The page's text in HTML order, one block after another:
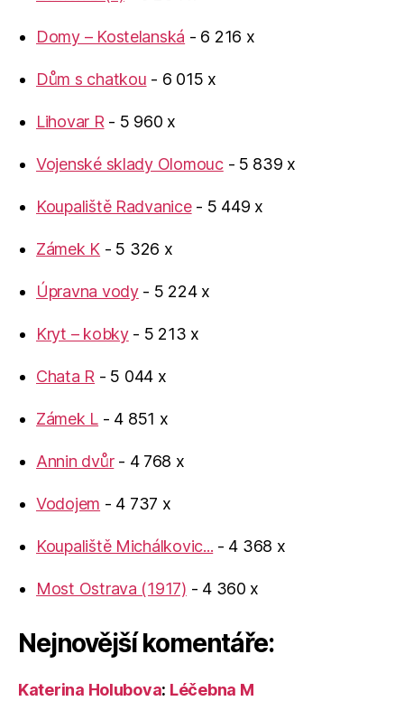
Domy – Kostelanská - 6 216 x
Dům s chatkou - 6 015 x
Lihovar R - 5 960 x
Vojenské sklady Olomouc- 5 839 x
Koupaliště Radvanice- 5 449 x
Zámek K - 5 326 x
Úpravna vody- 5 224 x
Kryt – kobky- 5 213 x
Chata R - 5 044 x
Zámek L - 4 851 x
Annin dvůr- 4 768 x
Vodojem - 4 737 x
Koupaliště Michálkovic... - 4 368 x
Most Ostrava (1917) - 4 360 x
Nejnovější komentáře:
Katerina Holubova: Léčebna M